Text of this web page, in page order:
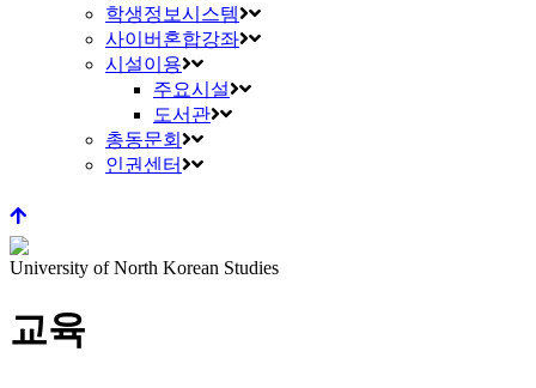
학생정보시스템
사이버혼합강좌
시설이용
주요시설
도서관
총동문회
인권센터
University of North Korean Studies
교육